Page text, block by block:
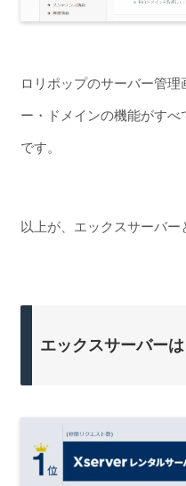
ロリポップのサーバー管
ー・ドメインの機能がす
です。
以上が、エックスサーバー
エックスサーバー